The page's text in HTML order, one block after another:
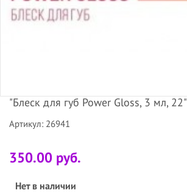
"Блеск для губ Power Gloss, 3 мл, 22"
Артикул: 26941
350.00 руб.
Нет в наличии